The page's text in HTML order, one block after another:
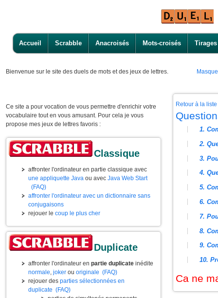
Accueil Scrabble Anacroisés Mots-croisés Tirages
Bienvenue sur le site des duels de mots et des jeux de lettres.
Ce site a pour vocation de vous permettre d'enrichir votre
vocabulaire tout en vous amusant. Pour cela je vous
propose mes jeux de lettres favoris :
Classique
affronter l'ordinateur en partie classique avec
une appliquette Java ou avec Java Web Start
(FAQ)
affronter l'ordinateur avec un dictionnaire sans
conjugaisons
rejouer le coup le plus cher
Duplicate
affronter l'ordinateur en partie duplicate inédite
normale, joker ou originale (FAQ)
rejouer des parties sélectionnées en
duplicate (FAQ)
Retour à la
1.
2.
3.
4.
5.
6.
7.
8.
9.
10.
Ca ne